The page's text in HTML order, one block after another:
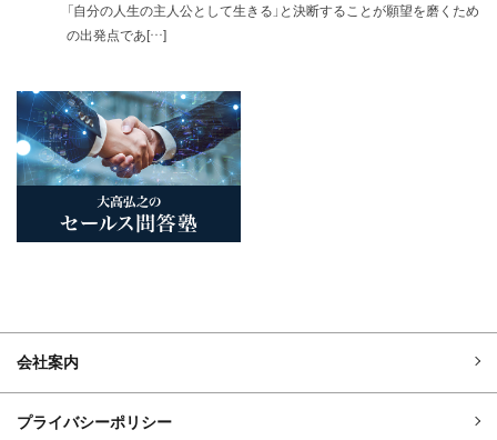
「自分の人生の主人公として生きる」と決断することが願望を磨くため
の出発点であ[…]
会社案内
プライバシーポリシー